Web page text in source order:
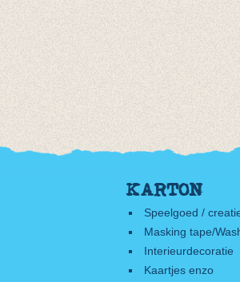
KARTON
Speelgoed /
Masking tape/
Interieurdecoratie
Kaartjes enzo